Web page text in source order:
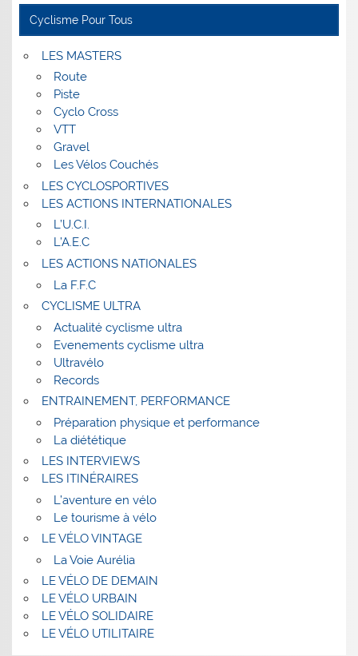
Cyclisme Pour Tous
LES MASTERS
Route
Piste
Cyclo Cross
VTT
Gravel
Les Vélos Couchés
LES CYCLOSPORTIVES
LES ACTIONS INTERNATIONALES
L’U.C.I.
L’A.E.C
LES ACTIONS NATIONALES
La F.F.C
CYCLISME ULTRA
Actualité cyclisme ultra
Evenements cyclisme ultra
Ultravélo
Records
ENTRAINEMENT, PERFORMANCE
Préparation physique et performance
La diététique
LES INTERVIEWS
LES ITINÉRAIRES
L’aventure en vélo
Le tourisme à vélo
LE VÉLO VINTAGE
La Voie Aurélia
LE VÉLO DE DEMAIN
LE VÉLO URBAIN
LE VÉLO SOLIDAIRE
LE VÉLO UTILITAIRE